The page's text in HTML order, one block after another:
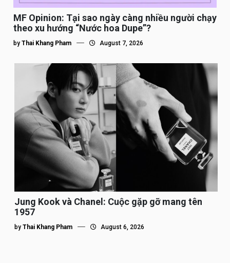
MF Opinion: Tại sao ngày càng nhiều người chạy
theo xu hướng “Nước hoa Dupe”?
by Thai Khang Pham August 7, 2026
Jung Kook và Chanel: Cuộc gặp gỡ mang tên
1957
by Thai Khang Pham August 6, 2026